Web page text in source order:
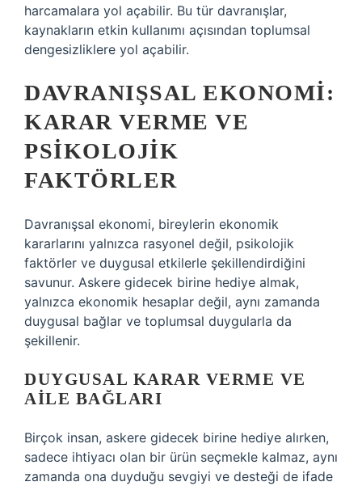
harcamalara yol açabilir. Bu tür davranışlar,
kaynakların etkin kullanımı açısından toplumsal
dengesizliklere yol açabilir.
DAVRANIŞSAL EKONOMI:
KARAR VERME VE
PSIKOLOJIK
FAKTÖRLER
Davranışsal ekonomi, bireylerin ekonomik
kararlarını yalnızca rasyonel değil, psikolojik
faktörler ve duygusal etkilerle şekillendirdiğini
savunur. Askere gidecek birine hediye almak,
yalnızca ekonomik hesaplar değil, aynı zamanda
duygusal bağlar ve toplumsal duygularla da
şekillenir.
DUYGUSAL KARAR VERME VE
AILE BAĞLARI
Birçok insan, askere gidecek birine hediye alırken,
sadece ihtiyacı olan bir ürün seçmekle kalmaz, aynı
zamanda ona duyduğu sevgiyi ve desteği de ifade